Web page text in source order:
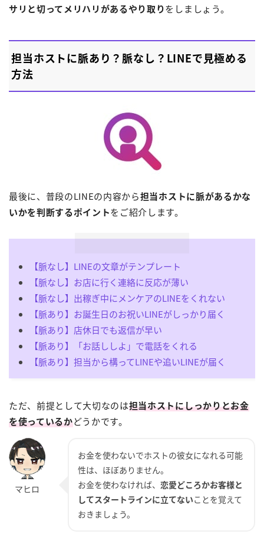
サリと切ってメリハリがあるやり取りをしましょう。
担当ホストに脈あり？脈なし？LINEで見極める
方法
最後に、普段のLINEの内容から担当ホストに脈があるかな
いかを判断するポイントをご紹介します。
【脈なし】LINEの文章がテンプレート
【脈なし】お店に行く連絡に反応が薄い
【脈なし】出稼ぎ中にメンケアのLINEをくれない
【脈あり】お誕生日のお祝いLINEがしっかり届く
【脈あり】店休日でも返信が早い
【脈あり】「お話ししよ」で電話をくれる
【脈あり】担当から構ってLINEや追いLINEが届く
ただ、前提として大切なのは担当ホストにしっかりとお金
を使っているかどうかです。
お金を使わないでホストの彼女になれる可能
性は、ほぼありません。
お金を使わなければ、 恋愛どころかお客様と
してスタートラインに立てないことを覚えて
おきましょう。